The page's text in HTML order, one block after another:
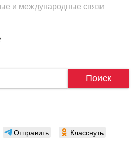
и международные связи
Поиск
Отправить Класснуть